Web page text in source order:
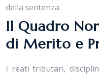
della sentenza.
Il Quadro
di Merito e
I reati tributari,